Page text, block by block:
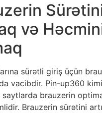
və
sürətli giriş üçün
vacibdir. Pin-up360
brauzerin
Brauzerin sürətini